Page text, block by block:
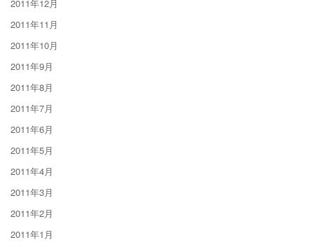
2011年12月
2011年11月
2011年10月
2011年9月
2011年8月
2011年7月
2011年6月
2011年5月
2011年4月
2011年3月
2011年2月
2011年1月